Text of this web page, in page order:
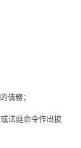
債務；
法庭命令作出披